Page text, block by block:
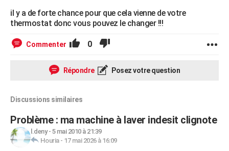
il y a de forte chance pour que cela vienne de votre
thermostat donc vous pouvez le changer !!!
Commenter 0
Répondre Posez votre question
Discussions similaires
Problème : ma machine à laver indesit clignote
l.deny- 5 mai 2010 à 21:39
Houria- 17 mai 2026 à 16:09